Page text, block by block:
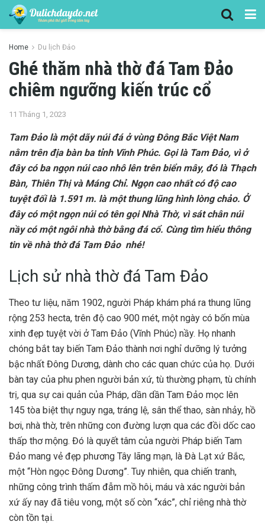
Home Du lịch Đảo
Ghé thăm nhà thờ đá Tam Đảo
chiêm ngưỡng kiến trúc cổ
11 Tháng 1, 2023
Tam Đảo là một dãy núi đá ở vùng Đông Bắc Việt Nam
nằm trên địa bàn ba tỉnh Vĩnh Phúc. Gọi là Tam Đảo, vì ở
đây có ba ngọn núi cao nhô lên trên biển mây, đó là Thạch
Bàn, Thiên Thị và Máng Chỉ. Ngọn cao nhất có độ cao
tuyệt đối là 1.591 m. là một thung lũng hình lòng chảo. Ở
đây có một ngọn núi có tên gọi Nhà Thờ, vì sát chân núi
nầy có một ngôi nhà thờ bằng đá cổ. Cùng tìm hiểu thông
tin về nhà thờ đá Tam Đảo nhé!
Lịch sử nhà thờ đá Tam Đảo
Theo tư liệu, năm 1902, người Pháp khám phá ra thung lũng
rộng 253 hecta, trên độ cao 900 mét, một ngày có bốn mùa
xinh đẹp tuyệt vời ở Tam Đảo (Vĩnh Phúc) nầy. Họ nhanh
chóng bắt tay biến Tam Đảo thành nơi nghỉ dưỡng lý tưởng
bậc nhất Đông Dương, dành cho các quan chức của họ. Dưới
bàn tay của phu phen người bản xứ, tù thường phạm, tù chính
trị, qua sự cai quản của Pháp, dần dần Tam Đảo mọc lên
145 tòa biệt thự nguy nga, tráng lệ, sân thể thao, sàn nhảy, hồ
bơi, nhà thờ, trên những con đường lượn qua các đồi dốc cao
thấp thơ mộng. Đó là quyết tâm của người Pháp biến Tam
Đảo mang vẻ đẹp phương Tây lãng mạn, là Đà Lạt xứ Bắc,
một “Hòn ngọc Đông Dương”. Tuy nhiên, qua chiến tranh,
những công trình thấm đẫm mồ hôi, máu và xác người bản
xứ ấy nay đã tiêu vong, một số còn “xác”, chỉ riêng nhà thờ
còn tồn tại.